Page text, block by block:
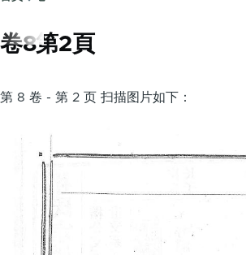
卷8第2頁
第 8 卷 - 第 2 页 扫描图片如下：